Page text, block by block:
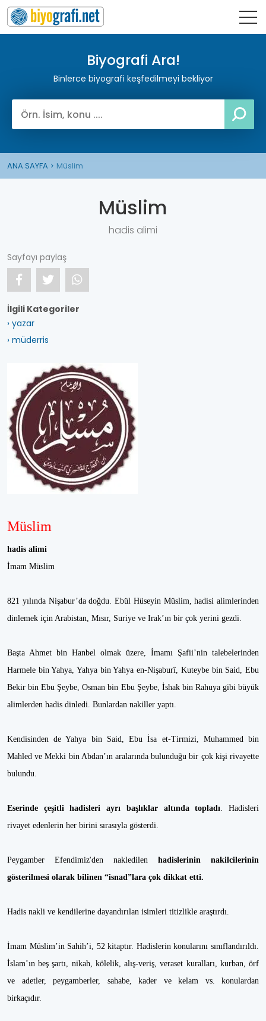
Biyografi Ara!
Binlerce biyografi keşfedilmeyi bekliyor
ANA SAYFA Müslim
Müslim
hadis alimi
Sayfayı paylaş
İlgili Kategoriler
› yazar
› müderris
Müslim
hadis alimi
İmam Müslim
821 yılında Nişabur’da doğdu. Ebül Hüseyin Müslim, hadisi alimlerinden
dinlemek için Arabistan, Mısır, Suriye ve Irak’ın bir çok yerini gezdi.
Başta Ahmet bin Hanbel olmak üzere, İmamı Şafii’nin talebelerinden
Harmele bin Yahya, Yahya bin Yahya en-Nişaburî, Kuteybe bin Said, Ebu
Bekir bin Ebu Şeybe, Osman bin Ebu Şeybe, İshak bin Rahuya gibi büyük
alimlerden hadis dinledi. Bunlardan nakiller yaptı.
Kendisinden de Yahya bin Said, Ebu İsa et-Tirmizi, Muhammed bin
Mahled ve Mekki bin Abdan’ın aralarında bulunduğu bir çok kişi rivayette
bulundu.
Eserinde çeşitli hadisleri ayrı başlıklar altında topladı. Hadisleri
rivayet edenlerin her birini sırasıyla gösterdi.
Peygamber Efendimiz'den nakledilen hadislerinin nakilcilerinin
gösterilmesi olarak bilinen “isnad”lara çok dikkat etti.
Hadis nakli ve kendilerine dayandırılan isimleri titizlikle araştırdı.
İmam Müslim’in Sahih’i, 52 kitaptır. Hadislerin konularını sınıflandırıldı.
İslam’ın beş şartı, nikah, kölelik, alış-veriş, veraset kuralları, kurban, örf
ve adetler, peygamberler, sahabe, kader ve kelam vs. konulardan
birkaçıdır.